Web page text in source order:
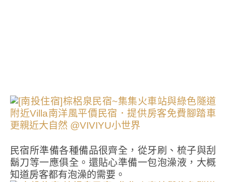
民宿所準備各種備品很齊全，從牙刷、梳子與刮
鬍刀等一應俱全。還貼心準備一包泡澡液，大概
知道房客都有泡澡的需要。